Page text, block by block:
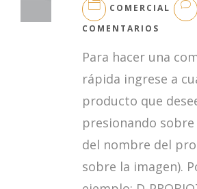
COMERCIAL
COMENTARIOS
Para hacer una
rápida ingrese a
producto que
presionando sobre
del nombre del
sobre la imagen).